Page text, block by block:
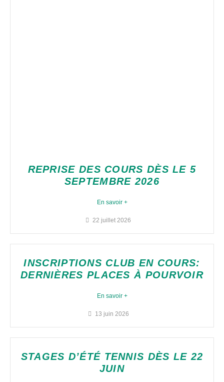
REPRISE DES COURS DÈS LE 5
SEPTEMBRE 2026
En savoir +
22 juillet 2026
INSCRIPTIONS CLUB EN COURS:
DERNIÈRES PLACES À POURVOIR
En savoir +
13 juin 2026
STAGES D’ÉTÉ TENNIS DÈS LE 22
JUIN